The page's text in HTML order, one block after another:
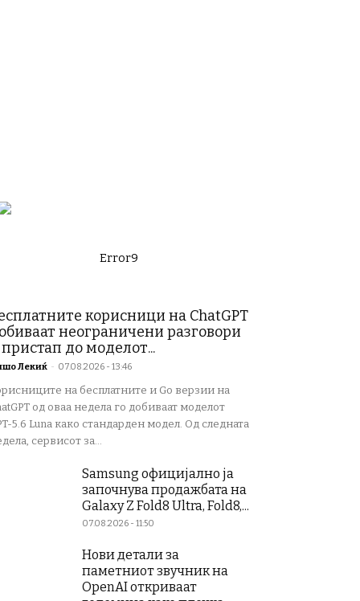
Error9
корисници на ChatGPT
неограничени разговори
до моделот...
Лекиќ - 07.08.2026 - 13:46
на бесплатните и Go верзии на
од оваа недела го добиваат моделот
5.6 Luna како стандарден модел. Од следната
сервисот за...
Samsung официјално ја
започнува продажбата на
Galaxy Z Fold8 Ultra, Fold8,...
07.08.2026 - 11:50
Нови детали за
паметниот звучник на
OpenAI откриваат